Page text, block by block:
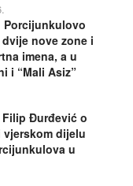
Porcijunkulovo
nove zone i
imena, a u
i “Mali Asiz”
Đurđević o
dijelu
u